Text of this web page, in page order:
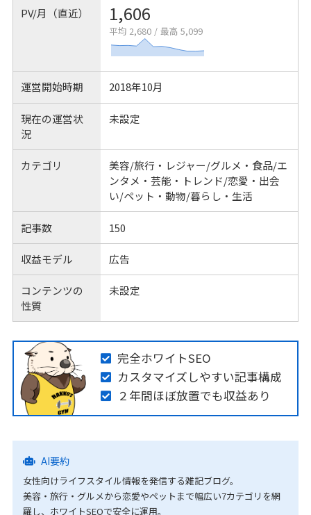
PV/月（直近） 1,606
平均 2,680 / 最高 5,099
運営開始時期 2018年10月
現在の運営状
況
未設定
カテゴリ
美容/旅行・レジャー/グルメ・食品/エ
ンタメ・芸能・トレンド/恋愛・出会
い/ペット・動物/暮らし・生活
記事数 150
収益モデル 広告
コンテンツの
性質
未設定
完全ホワイトSEO
カスタマイズしやすい記事構成
２年間ほぼ放置でも収益あり
AI要約
女性向けライフスタイル情報を発信する雑記ブログ。
美容・旅行・グルメから恋愛やペットまで幅広い7カテゴリを網
羅し、ホワイトSEOで安全に運用。